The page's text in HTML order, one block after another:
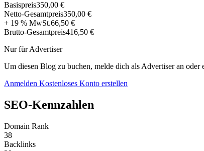
Basispreis350,00 €
Netto-Gesamtpreis350,00 €
+ 19 % MwSt.66,50 €
Brutto-Gesamtpreis416,50 €
Nur für Advertiser
Um diesen Blog zu buchen, melde dich als Advertiser an oder
Anmelden Kostenloses Konto erstellen
SEO-Kennzahlen
Domain Rank
38
Backlinks